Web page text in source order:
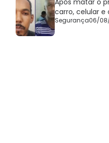
carro, celular e
Segurança06/